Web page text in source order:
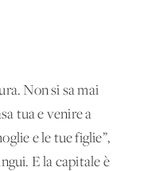
Non si sa mai
tua e venire a
e le tue figlie”,
E la capitale è